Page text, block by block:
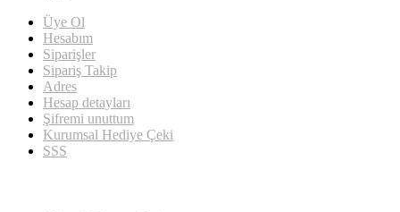
Üye Ol
Hesabım
Siparişler
Sipariş Takip
Adres
Hesap detayları
Şifremi unuttum
Kurumsal Hediye Çeki
SSS